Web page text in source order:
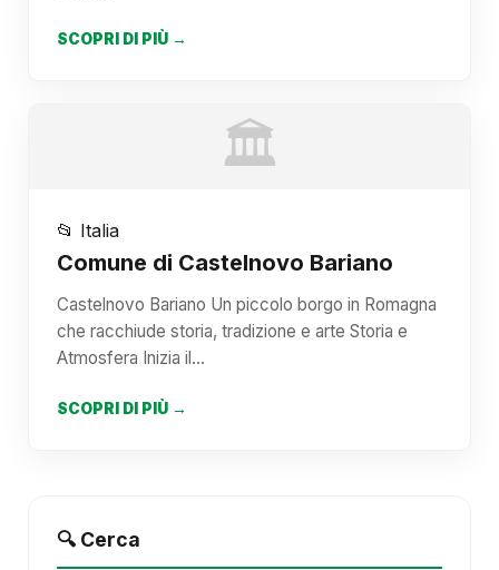
SCOPRI DI PIÙ →
🏛️
📂 Italia
Comune di Castelnovo Bariano
Castelnovo Bariano Un piccolo borgo in Romagna
che racchiude storia, tradizione e arte Storia e
Atmosfera Inizia il…
SCOPRI DI PIÙ →
🔍 Cerca